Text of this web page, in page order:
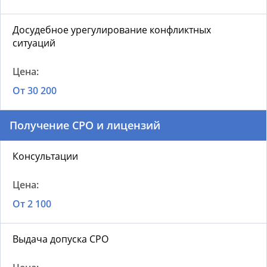
Досудебное урегулирование конфликтных
ситуаций
От 30 200
Получение СРО и лицензий
Консультации
От 2 100
Выдача допуска СРО